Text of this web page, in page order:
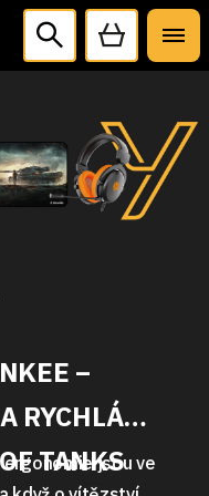
–
RYCHLÁ
TANKS
ergonomie jsou ve